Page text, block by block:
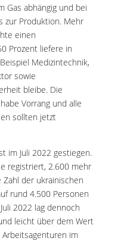
Gas abhängig und bei
zur Produktion. Mehr
einen
Prozent liefere in
Medizintechnik,
sowie
bleibe. Die
Vorrang und alle
sollten jetzt
im Juli 2022 gestiegen.
registriert, 2.600 mehr
Zahl der ukrainischen
rund 4.500 Personen
2022 lag dennoch
leicht über dem Wert
Arbeitsagenturen im